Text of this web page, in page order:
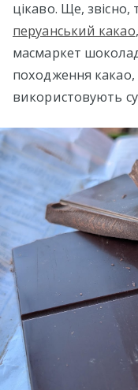
цікаво. Ще,
перуанський какао
масмаркет
походження
використовують